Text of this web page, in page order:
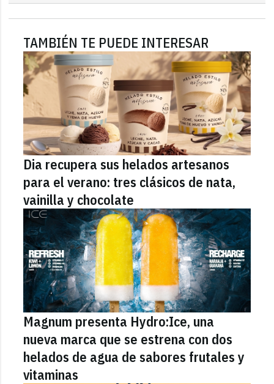
TAMBIÉN TE PUEDE INTERESAR
Dia recupera sus helados artesanos
para el verano: tres clásicos de nata,
vainilla y chocolate
Magnum presenta Hydro:Ice, una
nueva marca que se estrena con dos
helados de agua de sabores frutales y
vitaminas